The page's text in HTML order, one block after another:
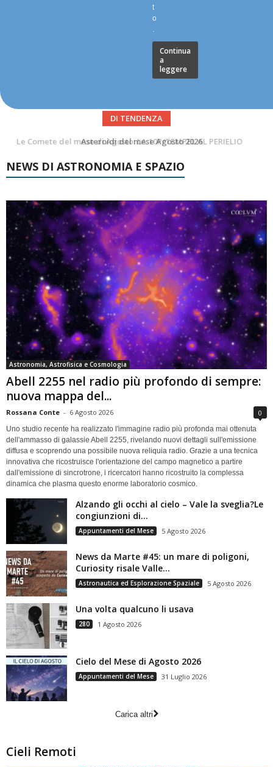
t
o
.
Continua
a
leggere
DI TENDENZA
Asteroidi del mese Agosto 2026
NEWS DI ASTRONOMIA E SPAZIO
Astronomia, Astrofisica e Cosmologia
Abell 2255 nel radio più profondo di sempre:
nuova mappa del...
Rossana Conte - 6 Agosto 2026 0
Uno studio recente ha realizzato l'immagine radio più profonda mai ottenuta
dell'ammasso di galassie Abell 2255, rivelando nuovi dettagli sull'emissione
diffusa e scoprendo una possibile nuova reliquia radio. Grazie a una tecnica
innovativa che ricostruisce l'orientazione del campo magnetico a partire
dall'emissione di sincrotrone, i ricercatori hanno ricostruito la complessa
dinamica che plasma questo enorme laboratorio cosmico.
Alzando gli occhi al cielo – Vale la sveglia?Le
congiunzioni di...
Appuntamenti del Mese 5 Agosto 2026
News da Marte #45: un mare di poligoni,
Curiosity risale Valle...
Astronautica ed Esplorazione Spaziale 5 Agosto 2026
Una volta qualcuno li usava
280 1 Agosto 2026
Cielo del Mese di Agosto 2026
Appuntamenti del Mese 31 Luglio 2026
Carica altri
Cieli Remoti